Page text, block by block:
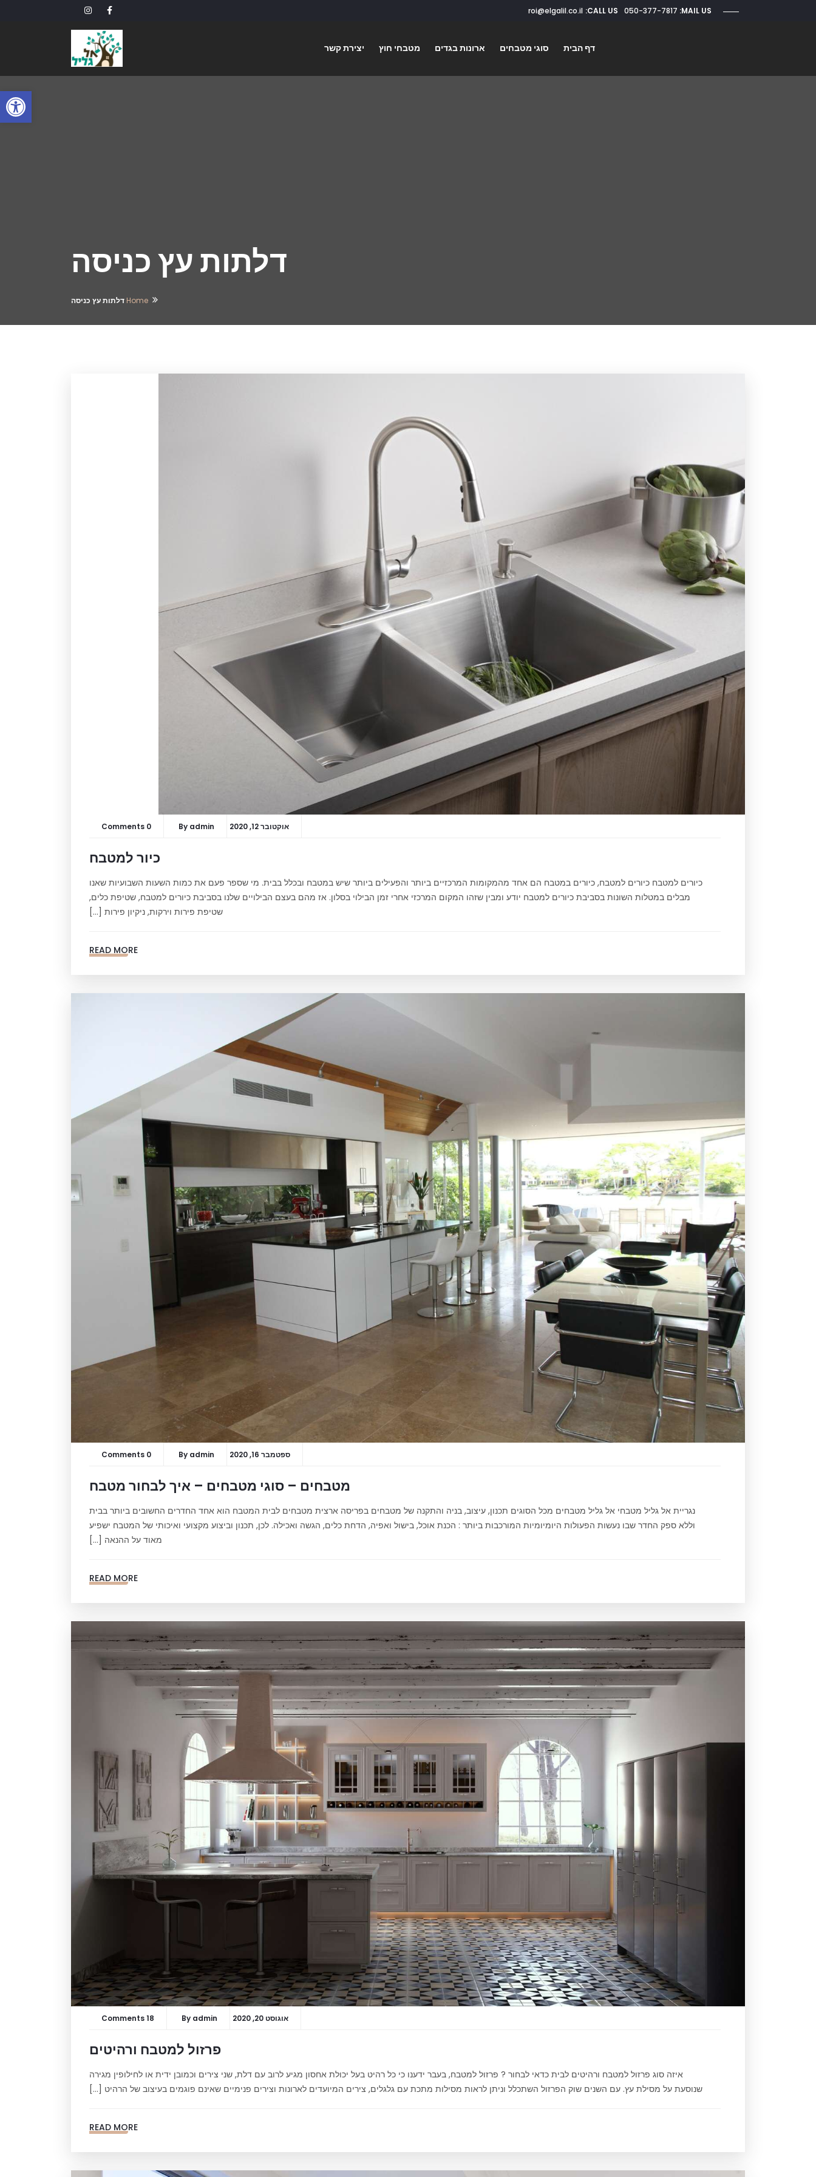
MAIL US:
CALL US: 050-377-7817
דף הבית סוגי מטבחים ארונות בגדים מטבחי חוץ יצירת קשר
דלתות עץ כניסה
Home דלתות עץ כניסה
אוקטובר 12, 2020 By admin
0 Comments
כיור למטבח
כיורים למטבח כיורים למטבח, כיורים במטבח הם אחד מהמקומות המרכזיים ביותר והפעילים ביותר שיש במטבח ובכלל בבית. מי שספר פעם את כמות השעות השבועיות שאנו
מבלים במטלות השונות בסביבת כיורים למטבח יודע ומבין שזהו המקום המרכזי אחרי זמן הבילוי בסלון. אז מהם בעצם הבילויים שלנו בסביבת כיורים למטבח, שטיפת כלים,
שטיפת פירות וירקות, ניקיון פירות […]
READ MORE
ספטמבר 16, 2020 By admin
0 Comments
מטבחים – סוגי מטבחים – איך לבחור מטבח
נגריית אל גליל מטבחי אל גליל מטבחים מכל הסוגים תכנון, עיצוב, בניה והתקנה של מטבחים בפריסה ארצית מטבחים לבית המטבח הוא אחד החדרים החשובים ביותר בבית
וללא ספק החדר שבו נעשות הפעולות היומיומיות המורכבות ביותר : הכנת אוכל, בישול ואפיה, הדחת כלים, הגשה ואכילה. לכן, תכנון וביצוע מקצועי ואיכותי של המטבח ישפיע
מאוד על ההנאה […]
READ MORE
אוגוסט 20, 2020 By admin
18 Comments
פרזול למטבח ורהיטים
איזה סוג פרזול למטבח ורהיטים לבית כדאי לבחור ? פרזול למטבח, בעבר ידענו כי כל רהיט בעל יכולת אחסון מגיע לרוב עם דלת, שני צירים וכמובן ידית או לחילופין מגירה
שנוסעת על מסילת עץ. עם השנים שוק הפרזול השתכלל וניתן לראות מסילות מתכת עם גלגלים, צירים המיועדים לארונות וצירים פנימיים שאינם פוגמים בעיצוב של הרהיט […]
READ MORE